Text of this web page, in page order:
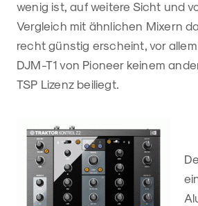
wenig ist, auf weitere Sicht und
Vergleich mit ähnlichen Mixern
recht günstig erscheint, vor
DJM-T1 von Pioneer keinem
TSP Lizenz beiliegt.